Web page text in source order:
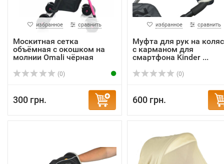
избранное сравнить
Москитная сетка
объёмная с окошком на
молнии Omali чёрная
(0)
300 грн.
избранное сравнить
Муфта для рук на
с карманом для
смартфона Kinder ...
(0)
600 грн.